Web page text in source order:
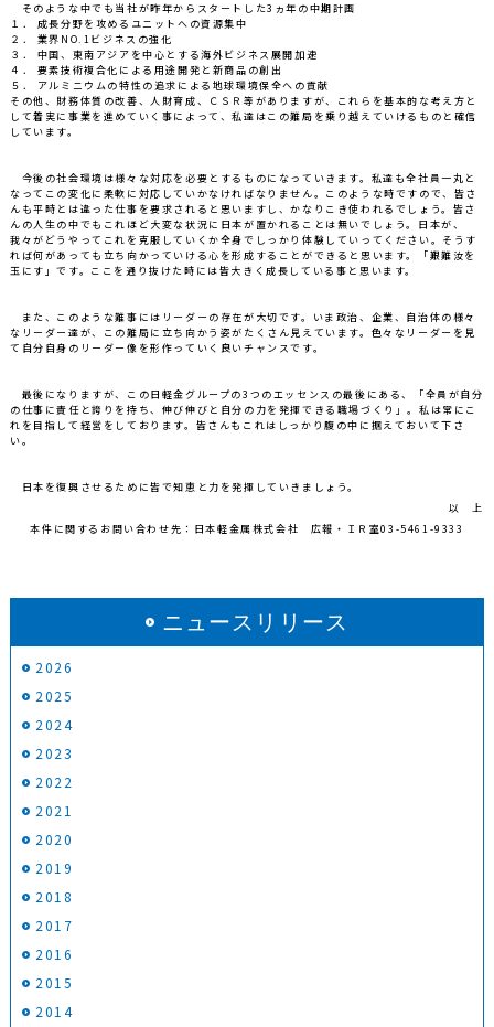
そのような中でも当社が昨年からスタートした3ヵ年の中期計画
１． 成長分野を攻めるユニットへの資源集中
２． 業界NO.1ビジネスの強化
３． 中国、東南アジアを中心とする海外ビジネス展開加速
４． 要素技術複合化による用途開発と新商品の創出
５． アルミニウムの特性の追求による地球環境保全への貢献
その他、財務体質の改善、人財育成、ＣＳＲ等がありますが、これらを基本的な考え方と
して着実に事業を進めていく事によって、私達はこの難局を乗り越えていけるものと確信
しています。
今後の社会環境は様々な対応を必要とするものになっていきます。私達も全社員一丸と
なってこの変化に柔軟に対応していかなければなりません。このような時ですので、皆さ
んも平時とは違った仕事を要求されると思いますし、かなりこき使われるでしょう。皆さ
んの人生の中でもこれほど大変な状況に日本が置かれることは無いでしょう。日本が、
我々がどうやってこれを克服していくか全身でしっかり体験していってください。そうす
れば何があっても立ち向かっていける心を形成することができると思います。「艱難汝を
玉にす」です。ここを通り抜けた時には皆大きく成長している事と思います。
また、このような難事にはリーダーの存在が大切です。いま政治、企業、自治体の様々
なリーダー達が、この難局に立ち向かう姿がたくさん見えています。色々なリーダーを見
て自分自身のリーダー像を形作っていく良いチャンスです。
最後になりますが、この日軽金グループの3つのエッセンスの最後にある、「全員が自分
の仕事に責任と誇りを持ち、伸び伸びと自分の力を発揮できる職場づくり」。私は常にこ
れを目指して経営をしております。皆さんもこれはしっかり腹の中に据えておいて下さ
い。
日本を復興させるために皆で知恵と力を発揮していきましょう。
以 上
本件に関するお問い合わせ先：日本軽金属株式会社 広報・ＩＲ室03-5461-9333
ニュースリリース
2026
2025
2024
2023
2022
2021
2020
2019
2018
2017
2016
2015
2014